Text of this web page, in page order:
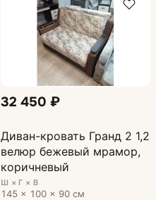
32 450 ₽
Диван-кровать Гранд 2 1,2
велюр бежевый мрамор,
коричневый
Ш × Г × В
145 × 100 × 90 см